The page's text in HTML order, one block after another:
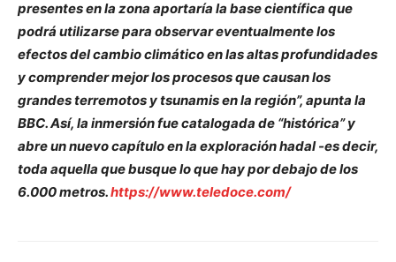
presentes en la zona aportaría la base científica que
podrá utilizarse para observar eventualmente los
efectos del cambio climático en las altas profundidades
y comprender mejor los procesos que causan los
grandes terremotos y tsunamis en la región”, apunta la
BBC. Así, la inmersión fue catalogada de “histórica” y
abre un nuevo capítulo en la exploración hadal -es decir,
toda aquella que busque lo que hay por debajo de los
6.000 metros.https://www.teledoce.com/